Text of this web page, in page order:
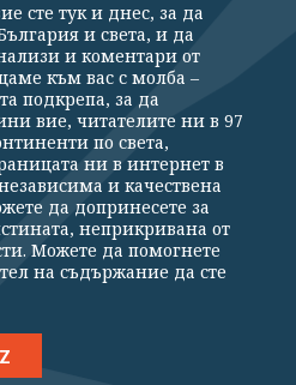
за поверителност
Контакти
За Клуб Z
ни
Зебра Медия“ ЕООД, София, ул. "Алеко
запазени 2026 „Клуб Зебра Медия“
снимки и видео от www.clubz.bg без
по съдебен път, съгласно
УСЛОВИЯ
сте тук и днес, за да
и света, и да
и коментари от
към вас с молба –
подкрепа, за да
вие, читателите ни в 97
по света,
ни в интернет в
и качествена
да допринесете за
неприкривана от
Можете да помогнете
на съдържание да сте